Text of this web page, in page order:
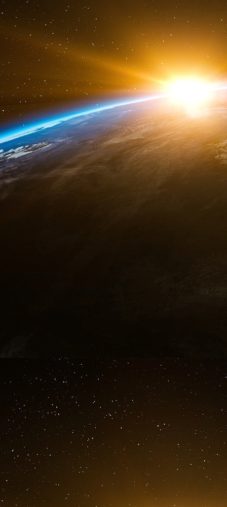
pose plus aucune question, n’interroge pas
Cerveaux débranchés, tranquillité assurée.
Mais revenons à la question finale qu’il faut
Les vaccins ciblent la protéine Spike en
vaccins posent des problèmes… de
effets mêmes produits par le Covid.
Dès lors il faut s’interroger sur les effets
Et si cette protéine était le problème ?
Ce n’est pas à moi de l’affirmer et je n’ai en
ni pour infirmer cette hypothèse, mais
questions.
D’ailleurs quand bien même la protéine Spike
plus simple, c’est toujours de dire la vérité
comprenne, ou presque ! C’est au prix de la
que l’on alimente la confiance, une
le processus vaccinal engagé.
Charles SANNAT
Restez à l’écoute.
Il est déjà trop tard, mais tout n’est pas perdu.
« Insolentiae » signifie « impertinence » en latin
Pour m’écrire charles@insolentiae.com
Pour écrire à ma femme